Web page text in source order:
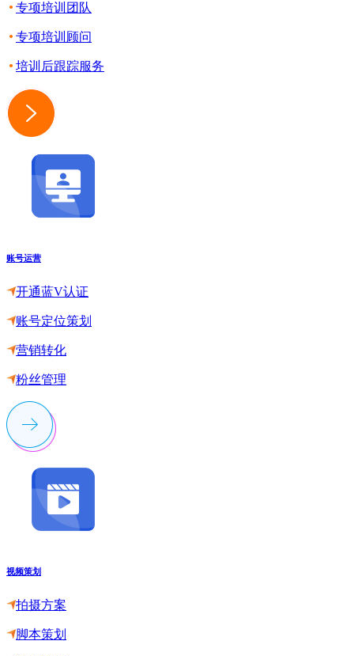
专项培训团队
专项培训顾问
培训后跟踪服务
账号运营
开通蓝V认证
账号定位策划
营销转化
粉丝管理
视频策划
拍摄方案
脚本策划